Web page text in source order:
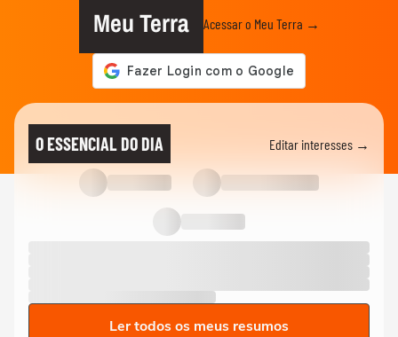
Meu Terra Acessar o Meu Terra →
O ESSENCIAL DO DIA Editar interesses →
Ler todos os meus resumos